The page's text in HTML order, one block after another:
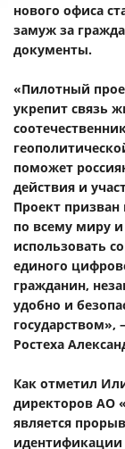
нового офиса
замуж за
документы.
«Пилотный
укрепит связь
поможет
действия и
Проект
по всему миру и
использовать
единого
гражданин,
удобно и
государством»,
Ростеха
Как отметил
директоров АО
является
идентификации